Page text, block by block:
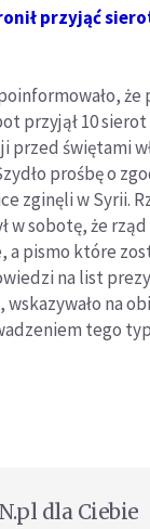
przyjąć
że
przyjął 10
przed świętami
prośbę o
zginęli w Syrii.
w sobotę, że
a pismo które
na list
wskazywało na
tego
dla Ciebie